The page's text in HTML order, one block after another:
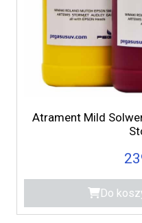
Atrament Mild
Do